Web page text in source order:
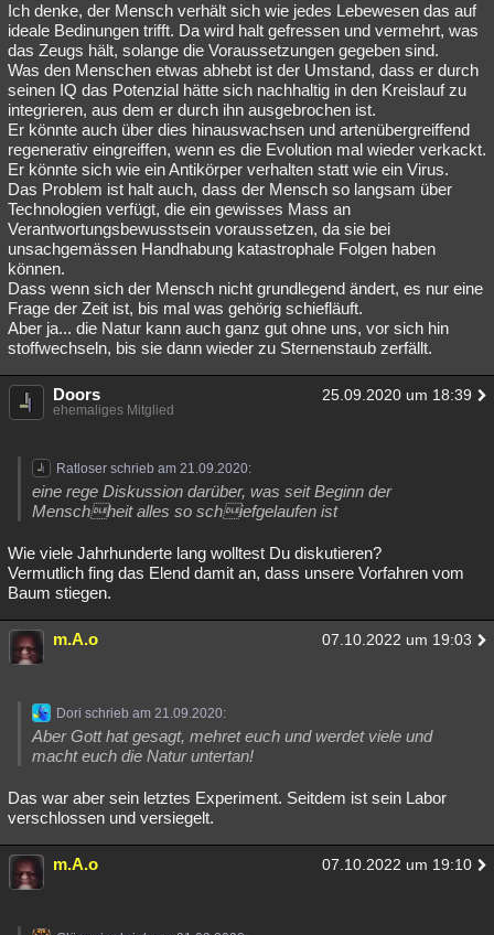
Ich denke, der Mensch verhält sich wie jedes Lebewesen das auf
ideale Bedinungen trifft. Da wird halt gefressen und vermehrt, was
das Zeugs hält, solange die Voraussetzungen gegeben sind.
Was den Menschen etwas abhebt ist der Umstand, dass er durch
seinen IQ das Potenzial hätte sich nachhaltig in den Kreislauf zu
integrieren, aus dem er durch ihn ausgebrochen ist.
Er könnte auch über dies hinauswachsen und artenübergreiffend
regenerativ eingreiffen, wenn es die Evolution mal wieder verkackt.
Er könnte sich wie ein Antikörper verhalten statt wie ein Virus.
Das Problem ist halt auch, dass der Mensch so langsam über
Technologien verfügt, die ein gewisses Mass an
Verantwortungsbewusstsein voraussetzen, da sie bei
unsachgemässen Handhabung katastrophale Folgen haben
können.
Dass wenn sich der Mensch nicht grundlegend ändert, es nur eine
Frage der Zeit ist, bis mal was gehörig schiefläuft.
Aber ja... die Natur kann auch ganz gut ohne uns, vor sich hin
stoffwechseln, bis sie dann wieder zu Sternenstaub zerfällt.
Doors 25.09.2020 um 18:39
ehemaliges Mitglied
Ratloser schrieb am 21.09.2020:
eine rege Diskussion darüber, was seit Beginn der
Menschheit alles so schiefgelaufen ist
Wie viele Jahrhunderte lang wolltest Du diskutieren?
Vermutlich fing das Elend damit an, dass unsere Vorfahren vom
Baum stiegen.
m.A.o 07.10.2022 um 19:03
Dori schrieb am 21.09.2020:
Aber Gott hat gesagt, mehret euch und werdet viele und
macht euch die Natur untertan!
Das war aber sein letztes Experiment. Seitdem ist sein Labor
verschlossen und versiegelt.
m.A.o 07.10.2022 um 19:10